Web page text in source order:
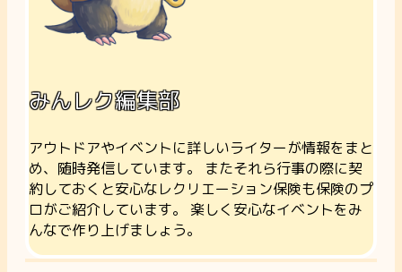
みんレク編集部
アウトドアやイベントに詳しいライターが情報をまと
め、随時発信しています。 またそれら行事の際に契
約しておくと安心なレクリエーション保険も保険のプ
ロがご紹介しています。 楽しく安心なイベントをみ
んなで作り上げましょう。